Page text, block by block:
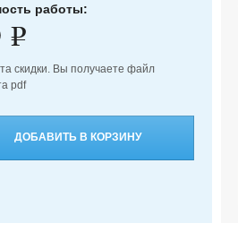
работы:
e
скидки. Вы получаете файл
pdf
ДОБАВИТЬ В КОРЗИНУ